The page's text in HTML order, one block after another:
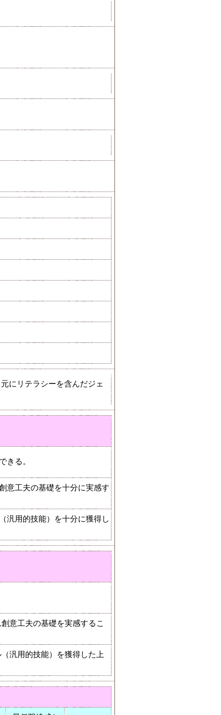
にリテラシーを含んだジェ
きる。
意工夫の基礎を十分に実感す
汎用的技能）を十分に獲得し
意工夫の基礎を実感するこ
汎用的技能）を獲得した上